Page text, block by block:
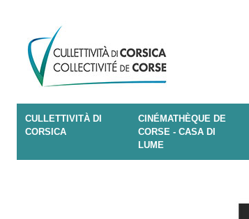
CULLETTIVITÀ DI
CORSICA
CINÉMATHÈQUE DE
CORSE - CASA DI
LUME